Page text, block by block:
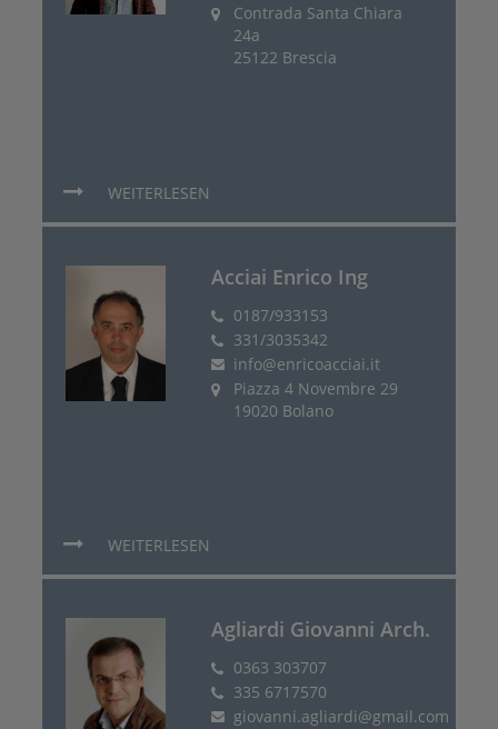
Contrada Santa Chiara
24a
25122 Brescia
WEITERLESEN
Acciai Enrico Ing
0187/933153
331/3035342
info@enricoacciai.it
Piazza 4 Novembre 29
19020 Bolano
WEITERLESEN
Agliardi Giovanni Arch.
0363 303707
335 6717570
giovanni.agliardi@gmail.com